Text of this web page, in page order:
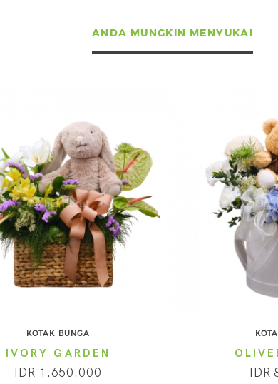
ANDA MUNGKIN MENYUKAI
KOTAK BUNGA
IVORY GARDEN
IDR 1.650.000